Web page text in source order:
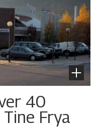
40
Frya